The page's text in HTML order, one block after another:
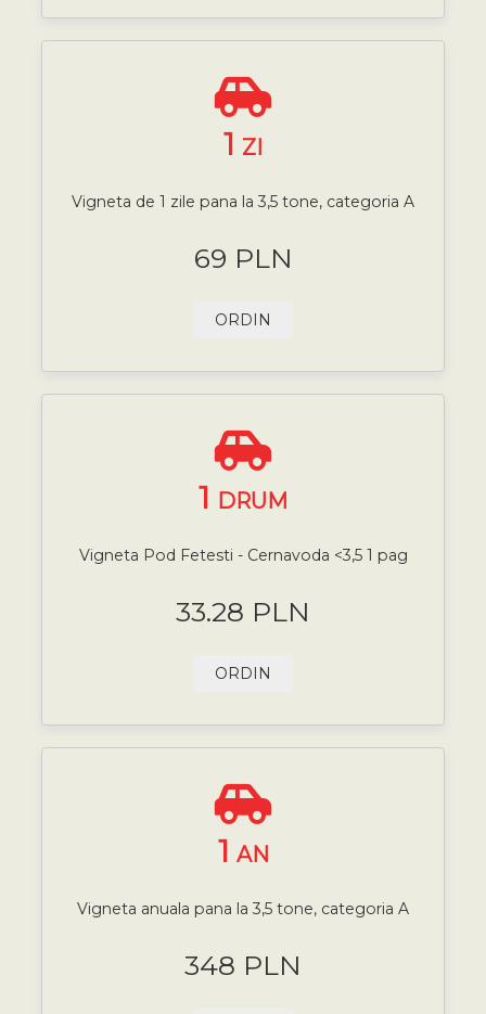
1 ZI
Vigneta de 1 zile pana la 3,5 tone, categoria A
69 PLN
ORDIN
1 DRUM
Vigneta Pod Fetesti - Cernavoda <3,5 1 pag
33.28 PLN
ORDIN
1 AN
Vigneta anuala pana la 3,5 tone, categoria A
348 PLN